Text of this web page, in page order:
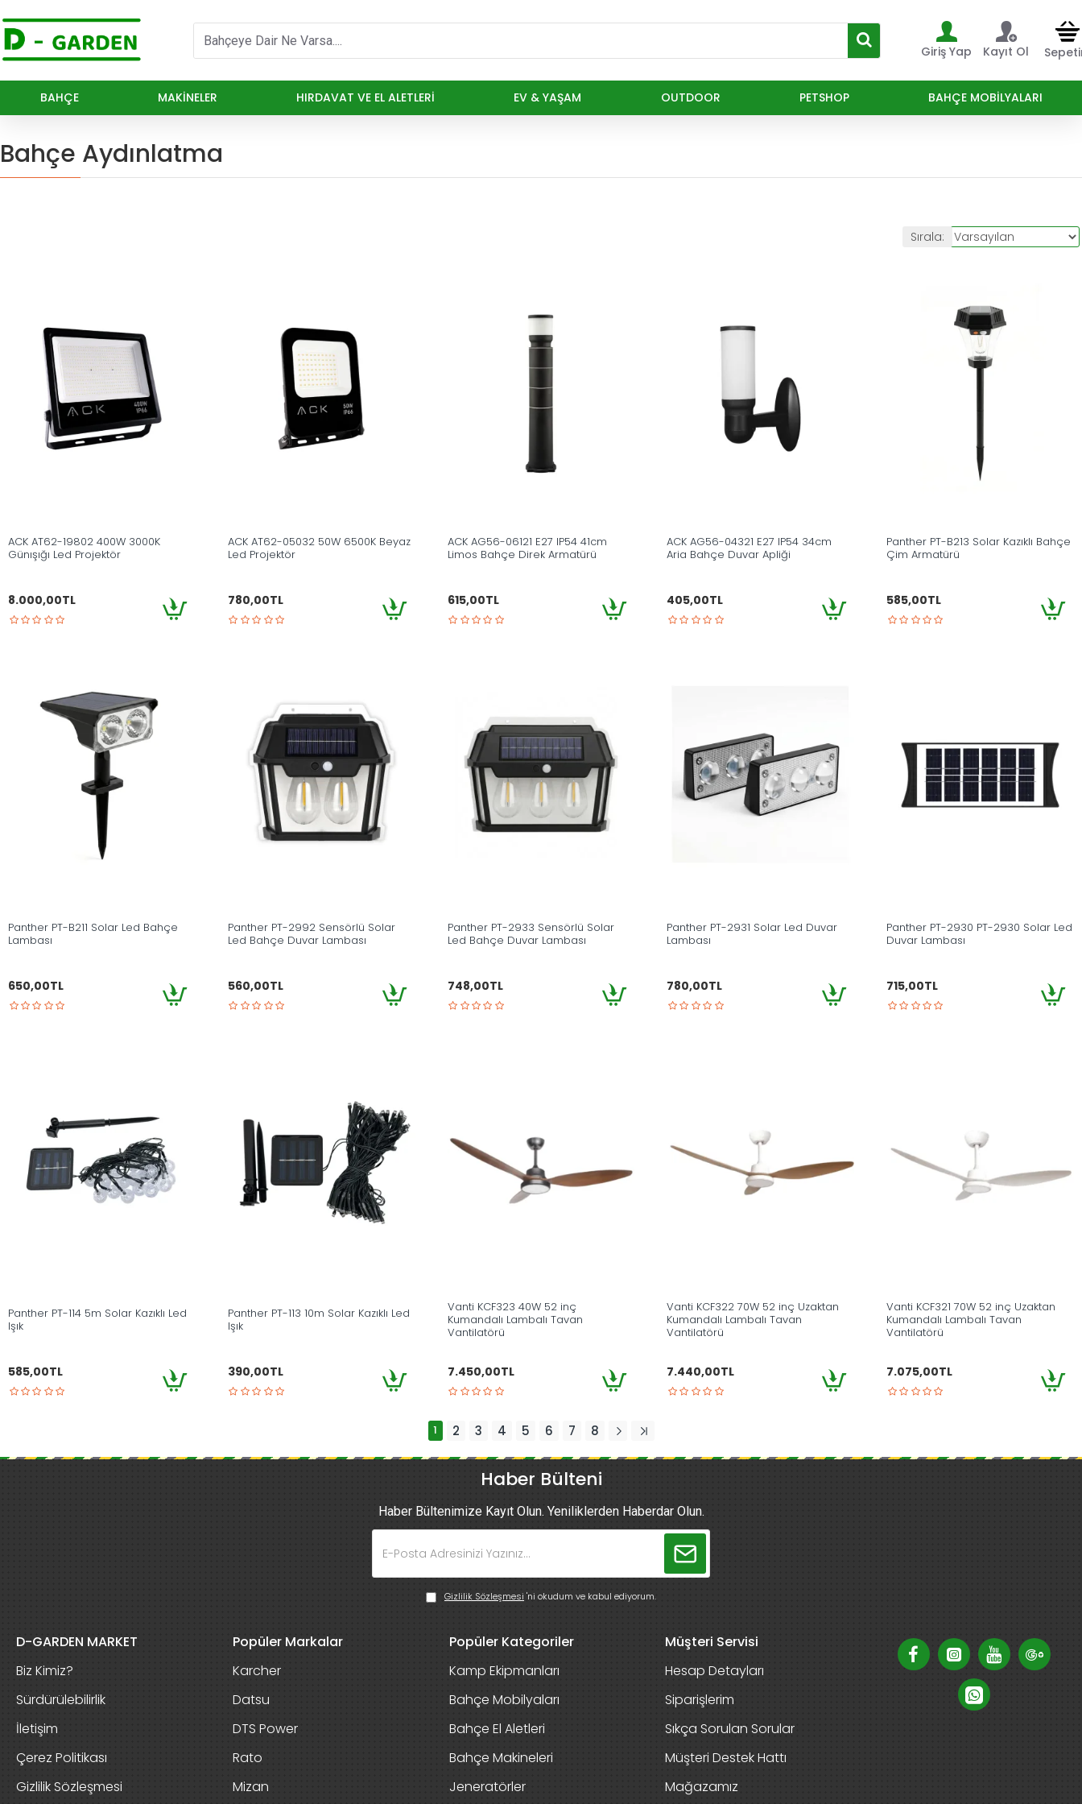
Giriş Yap Kayıt Ol
BAHÇE MAKINELER HIRDAVAT VE EL ALETLERI EV & YAŞAM OUTDOOR PETSHOP BAHÇE MOBILYALARI
Bahçe Aydınlatma
Sırala:
ACK AT62-19802 400W 3000K
Günışığı Led Projektör
8.000,00TL
ACK AT62-05032 50W 6500K Beyaz
Led Projektör
780,00TL
ACK AG56-06121 E27 IP54 41cm
Limos Bahçe Direk Armatürü
615,00TL
ACK AG56-04321 E27 IP54 34cm
Aria Bahçe Duvar Apliği
405,00TL
Panther PT-B213 Solar Kazıklı Bahçe
Çim Armatürü
585,00TL
Panther PT-B211 Solar Led Bahçe
Lambası
650,00TL
Panther PT-2992 Sensörlü Solar
Led Bahçe Duvar Lambası
560,00TL
Panther PT-2933 Sensörlü Solar
Led Bahçe Duvar Lambası
748,00TL
Panther PT-2931 Solar Led Duvar
Lambası
780,00TL
Panther PT-2930 PT-2930 Solar Led
Duvar Lambası
715,00TL
Panther PT-114 5m Solar Kazıklı Led
Işık
585,00TL
Panther PT-113 10m Solar Kazıklı Led
Işık
390,00TL
Vanti KCF323 40W 52 inç
Kumandalı Lambalı Tavan
Vantilatörü
7.450,00TL
Vanti KCF322 70W 52 inç Uzaktan
Kumandalı Lambalı Tavan
Vantilatörü
7.440,00TL
Vanti KCF321 70W 52 inç Uzaktan
Kumandalı Lambalı Tavan
Vantilatörü
7.075,00TL
1 2 3 4 5 6 7 8
Haber Bülteni
Haber Bültenimize Kayıt Olun. Yeniliklerden Haberdar Olun.
Gizlilik Sözleşmesi 'ni okudum ve kabul ediyorum.
D-GARDEN MARKET
Biz Kimiz?
Sürdürülebilirlik
İletişim
Çerez Politikası
Gizlilik Sözleşmesi
Popüler Markalar
Karcher
Datsu
DTS Power
Rato
Mizan
Popüler Kategoriler
Kamp Ekipmanları
Bahçe Mobilyaları
Bahçe El Aletleri
Bahçe Makineleri
Jeneratörler
Müşteri Servisi
Hesap Detayları
Siparişlerim
Sıkça Sorulan Sorular
Müşteri Destek Hattı
Mağazamız